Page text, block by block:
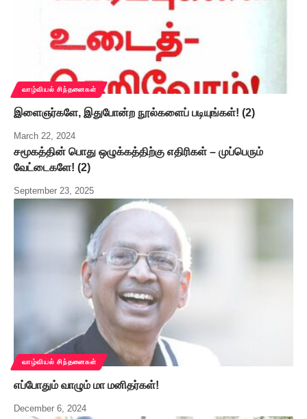
வாழ்வியல் சிந்தனைகள்
இளைஞர்களே, இதுபோன்ற நூல்களைப் படியுங்கள்! (2)
March 22, 2024
சமூகத்தின் பொது ஒழுக்கத்திற்கு எதிரிகள் – முப்பெரும்
வேட்டைகளே! (2)
September 23, 2025
வாழ்வியல் சிந்தனைகள்
எப்போதும் வாழும் மா மனிதர்கள்!
December 6, 2024